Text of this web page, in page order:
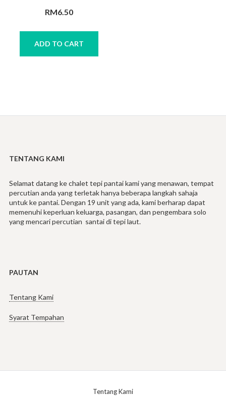
RM6.50
ADD TO CART
TENTANG KAMI
Selamat datang ke chalet tepi pantai kami yang menawan, tempat
percutian anda yang terletak hanya beberapa langkah sahaja
untuk ke pantai. Dengan 19 unit yang ada, kami berharap dapat
memenuhi keperluan keluarga, pasangan, dan pengembara solo
yang mencari percutian santai di tepi laut.
PAUTAN
Tentang Kami
Syarat Tempahan
Tentang Kami